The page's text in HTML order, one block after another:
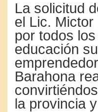
La solicitud
el Lic.
por todos
educación
Barahona
la provincia